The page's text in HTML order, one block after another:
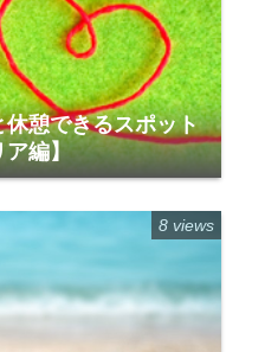
憩できるスポット
ア編】
8 views